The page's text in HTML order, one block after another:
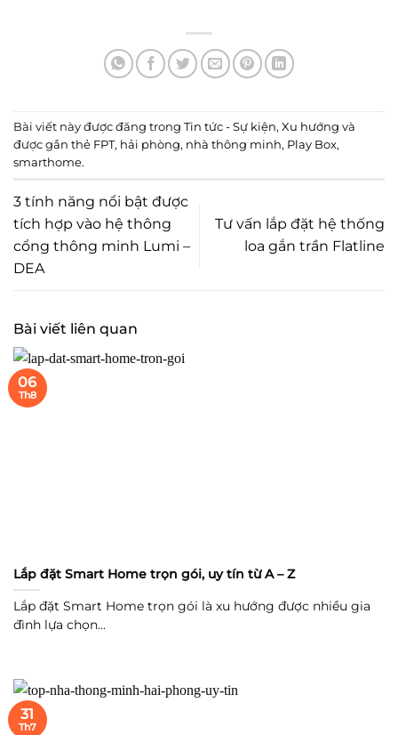
Bài viết này được đăng trong Tin tức - Sự kiện, Xu hướng và
được gắn thẻ FPT, hải phòng, nhà thông minh, Play Box,
smarthome.
3 tính năng nổi bật được
tích hợp vào hệ thông
cổng thông minh Lumi –
DEA
Tư vấn lắp đặt hệ thống
loa gắn trần Flatline
Bài viết liên quan
Lắp đặt Smart Home trọn gói, uy tín từ A – Z
Lắp đặt Smart Home trọn gói là xu hướng được nhiều gia
đình lựa chọn...
06
Th8
31
Th7